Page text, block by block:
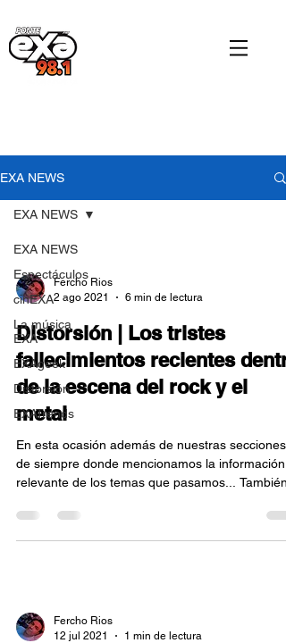
EXA NEWS
EXA NEWS
Espectáculos
cinEXA
La música
EXA
EXAgeek
Distorsión
EXATrends
EXA NEWS
Fercho Rios
2 ago 2021
6 min de lectura
Distorsión | Los tristes
fallecimientos recientes
de la escena del rock y el
metal
En esta ocasión además de nuestras secciones
de siempre donde mencionamos la información
relevante de los temas que pasamos...
Fercho Rios
12 jul 2021
1 min de lectura